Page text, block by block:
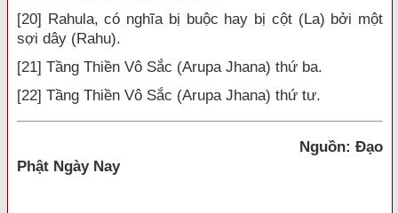
[20] Rahula, có nghĩa bị buộc hay bị cột (La) bởi một
sợi dây (Rahu).
[21] Tầng Thiền Vô Sắc (Arupa Jhana) thứ ba.
[22] Tầng Thiền Vô Sắc (Arupa Jhana) thứ tư.
Nguồn: Đạo
Phật Ngày Nay